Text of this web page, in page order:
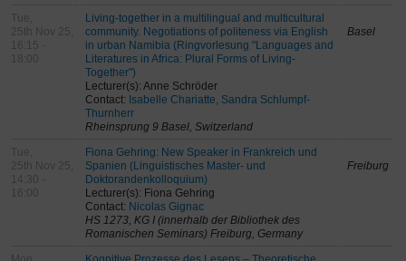
Tue,
25th Nov 25,
16:15 -
Living-together in a multilingual and multicultural
community. Negotiations of politeness via English
in urban Namibia (Ringvorlesung "Languages and
Literatures in Africa: Plural Forms of Living-
Together")
Lecturer(s): Anne Schröder
Contact: Isabelle Chariatte, Sandra Schlumpf-
Thurnherr
Rheinsprung 9 Basel, Switzerland
Basel
Tue,
25th Nov 25,
14:30 -
16:00
Fiona Gehring: New Speaker in Frankreich und
Spanien (Linguistisches Master- und
Doktorandenkolloquium)
Lecturer(s): Fiona Gehring
Contact: Nicolas Gignac
HS 1273, KG I (innerhalb der Bibliothek des
Romanischen Seminars) Freiburg, Germany
Freiburg